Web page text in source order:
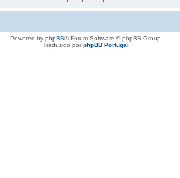
Powered by phpBB® Forum Software © phpBB Group
Traduzido porphpBB Portugal